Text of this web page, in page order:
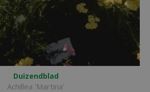
Duizendblad
Achillea 'Martina'